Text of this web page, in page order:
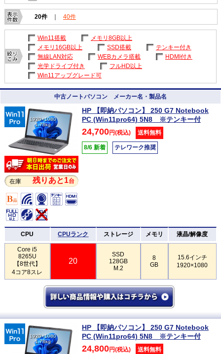
20件 ｜ 40件
Win11搭載
メモリ8GB以上
メモリ16GB以上
SSD搭載
テンキー付き
無線LAN対応
WEBカメラ搭載
HDMI付き
光学ドライブ付き
フルHD以上
Win11アップグレード可
中古ノートパソコン メーカー名・製品名
1920×1080
1.78kg
在庫 残りあと1台
HP 【即納パソコン】 250 G7 Notebook
PC (Win11pro64) 5N8 ※テンキー付
24,700円(税込) 送料無料
8/6 新着 テレワーク推奨
CPU CPUランク ストレージ メモリ 液晶/解像度
Core i5
8265U
【8世代】
4コア8スレ
20
SSD
128GB
M.2
8
GB
15.6インチ
1920×1080
1920×1080
1.78kg
HP 【即納パソコン】 250 G7 Notebook
PC (Win11pro64) 5N8 ※テンキー付
24,800円(税込) 送料無料